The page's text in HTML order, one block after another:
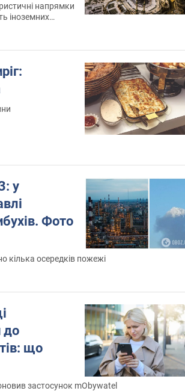
напрямки
іноземних
у
Фото
кілька осередків пожежі
до
що
застосунок mObywatel